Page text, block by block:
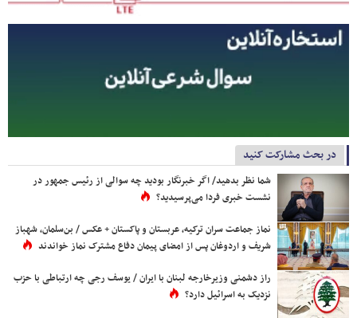
در بحث مشارکت کنید
شما نظر بدهید/ اگر خبرنگار بودید چه سوالی از رئیس جمهور در
نشست خبری فردا می‌پرسیدید؟
نماز جماعت سران ترکیه، عربستان و پاکستان + عکس / بن‌سلمان، شهباز
شریف و اردوغان پس از امضای پیمان دفاع مشترک نماز خواندند
راز دشمنی وزیرخارجه لبنان با ایران / یوسف رجی چه ارتباطی با حزب
نزدیک به اسرائیل دارد؟